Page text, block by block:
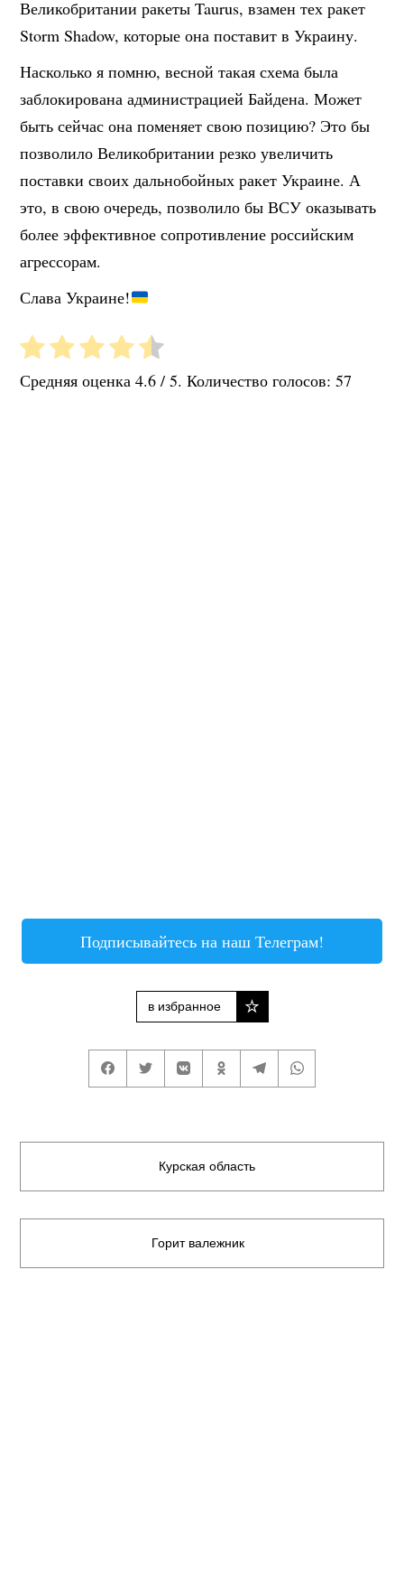
Великобритании ракеты Taurus, взамен тех ракет
Storm Shadow, которые она поставит в Украину.
Насколько я помню, весной такая схема была
заблокирована администрацией Байдена. Может
быть сейчас она поменяет свою позицию? Это бы
позволило Великобритании резко увеличить
поставки своих дальнобойных ракет Украине. А
это, в свою очередь, позволило бы ВСУ оказывать
более эффективное сопротивление российским
агрессорам.
Слава Украине!
Средняя оценка4.6 / 5. Количество голосов:57
Подписывайтесь на наш Телеграм!
в избранное
Курская область
Горит валежник